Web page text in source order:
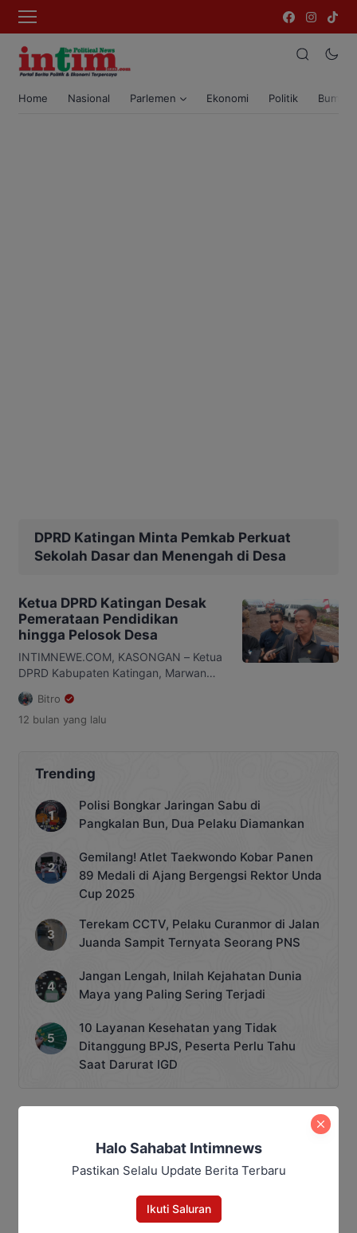
Home Nasional Parlemen Ekonomi Politik Bumi
DPRD Katingan Minta Pemkab Perkuat
Sekolah Dasar dan Menengah di Desa
Ketua DPRD Katingan Desak
Pemerataan Pendidikan
hingga Pelosok Desa
INTIMNEWE.COM, KASONGAN – Ketua
DPRD Kabupaten Katingan, Marwan
pemerataan akses pendidikan hingga
ke pelosok wilayah. Menurutnya, masih
pendidikan yang memadai. Marwan
menilai pendidikan merupakan kunci
utama dalam meningkatkan kualitas
sumber daya manusia (SDM) yang
berdaya saing. Namun, kondisi di
besar […]
Bitro
12 bulan yang lalu
Trending
Polisi Bongkar Jaringan Sabu di
Pangkalan Bun, Dua Pelaku Diamankan
Gemilang! Atlet Taekwondo Kobar Panen
89 Medali di Ajang Bergengsi Rektor Unda
Cup 2025
Terekam CCTV, Pelaku Curanmor di Jalan
Juanda Sampit Ternyata Seorang PNS
Jangan Lengah, Inilah Kejahatan Dunia
Maya yang Paling Sering Terjadi
10 Layanan Kesehatan yang Tidak
Ditanggung BPJS, Peserta Perlu Tahu
Saat Darurat IGD
Halo Sahabat Intimnews
Pastikan Selalu Update Berita Terbaru
Ikuti Saluran